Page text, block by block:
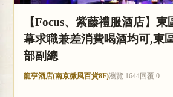
【Focus、紫藤禮服酒店】
幕求職兼差消費喝酒均可,東
部副總
龍亨酒店(南京微風百貨8F)瀏覽 1644回覆 0